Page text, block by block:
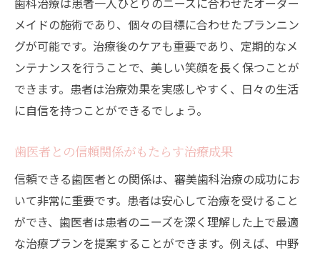
メイドの施術であり、個々の目標に合わせたプランニン
グが可能です。治療後のケアも重要であり、定期的なメ
ンテナンスを行うことで、美しい笑顔を長く保つことが
できます。患者は治療効果を実感しやすく、日々の生活
に自信を持つことができるでしょう。
歯医者との信頼関係がもたらす治療成果
信頼できる歯医者との関係は、審美歯科治療の成功にお
いて非常に重要です。患者は安心して治療を受けること
ができ、歯医者は患者のニーズを深く理解した上で最適
な治療プランを提案することができます。例えば、中野